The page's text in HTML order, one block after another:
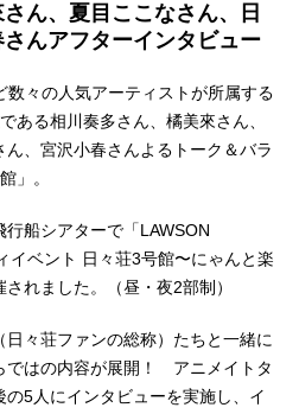
ん、夏目ここなさん、日
んアフターインタビュー
数々の人気アーティストが所属する
ある相川奏多さん、橘美來さん、
、宮沢小春さんよるトーク＆バラ
」。
船シアターで「LAWSON
イベント 日々荘3号館〜にゃんと楽
れました。（昼・夜2部制）
々荘ファンの総称）たちと一緒に
ではの内容が展開！ アニメイトタ
5人にインタビューを実施し、イ